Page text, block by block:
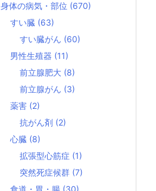
身体の病気・部位 (670)
すい臓 (63)
すい臓がん (60)
男性生殖器 (11)
前立腺肥大 (8)
前立腺がん (3)
薬害 (2)
抗がん剤 (2)
心臓 (8)
拡張型心筋症 (1)
突然死症候群 (7)
食道・胃・腸 (30)